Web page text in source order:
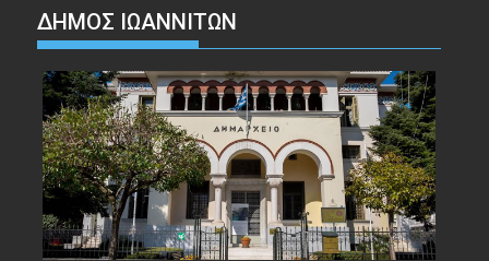
ΔΗΜΟΣ ΙΩΑΝΝΙΤΩΝ